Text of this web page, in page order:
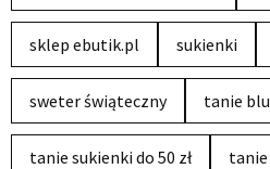
sklep ebutik.pl sukienki
sweter świąteczny tanie
tanie sukienki do 50 zł